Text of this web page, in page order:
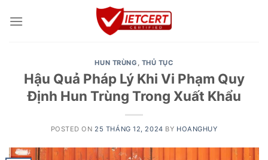
HUN TRÙNG , THỦ TỤC
Hậu Quả Pháp Lý Khi Vi Phạm Quy
Định Hun Trùng Trong Xuất Khẩu
POSTED ON 25 THÁNG 12, 2024 BY HOANGHUY